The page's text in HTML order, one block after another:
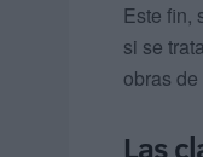
Este fin,
si se
obras
Las